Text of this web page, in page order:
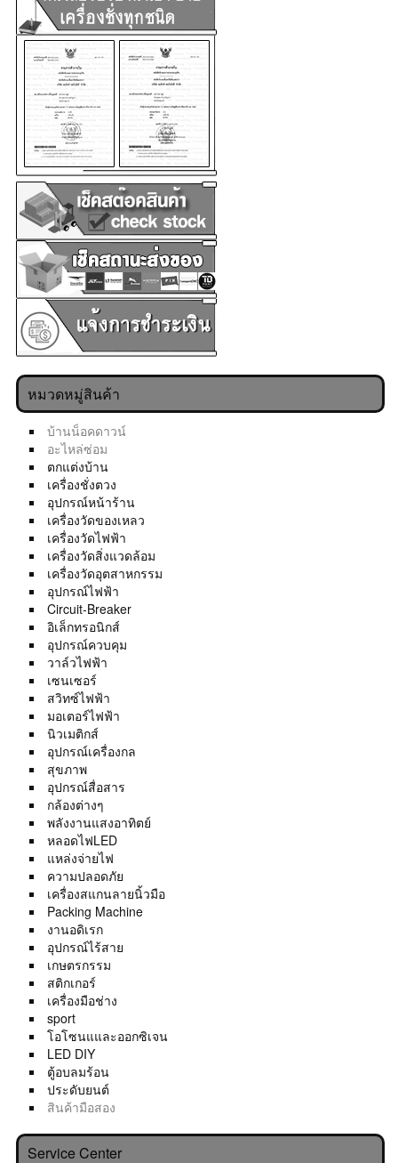
หมวดหมู่สินค้า
บ้านน็อคดาวน์
อะไหล่ซ่อม
ตกแต่งบ้าน
เครื่องชั่งตวง
อุปกรณ์หน้าร้าน
เครื่องวัดของเหลว
เครื่องวัดไฟฟ้า
เครื่องวัดสิ่งแวดล้อม
เครื่องวัดอุตสาหกรรม
อุปกรณ์ไฟฟ้า
Circuit-Breaker
อิเล็กทรอนิกส์
อุปกรณ์ควบคุม
วาล์วไฟฟ้า
เซนเซอร์
สวิทซ์ไฟฟ้า
มอเตอร์ไฟฟ้า
นิวเมติกส์
อุปกรณ์เครื่องกล
สุขภาพ
อุปกรณ์สื่อสาร
กล้องต่างๆ
พลังงานแสงอาทิตย์
หลอดไฟLED
แหล่งจ่ายไฟ
ความปลอดภัย
เครื่องสแกนลายนิ้วมือ
Packing Machine
งานอดิเรก
อุปกรณ์ไร้สาย
เกษตรกรรม
สติกเกอร์
เครื่องมือช่าง
sport
โอโซนแและออกซิเจน
LED DIY
ตู้อบลมร้อน
ประดับยนต์
สินค้ามือสอง
Service Center